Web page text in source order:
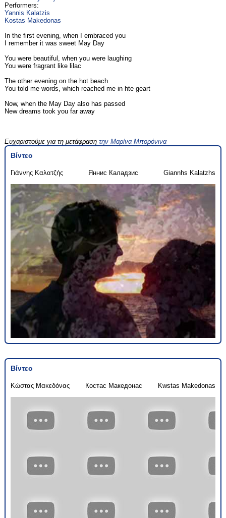
Performers:
Yannis Kalatzis
Kostas Makedonas
In the first evening, when I embraced you
I remember it was sweet May Day
You were beautiful, when you were laughing
You were fragrant like lilac
The other evening on the hot beach
You told me words, which reached me in hte geart
Now, when the May Day also has passed
New dreams took you far away
Ευχαριστούμε για τη μετάφραση την Μαρίνα Μπορόνινα
Βίντεο
Γιάννης Καλατζής Яннис Каладзис Giannhs Kalatzhs
Βίντεο
Κώστας Μακεδόνας Костас Македонас Kwstas Makedonas